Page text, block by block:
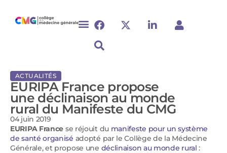
ACTUALITÉS
EURIPA France propose
une déclinaison au monde
rural du Manifeste du CMG
04 juin 2019
EURIPA France se réjouit du manifeste pour un système
de santé organisé adopté par le Collège de la Médecine
Générale, et propose une déclinaison au monde rural :